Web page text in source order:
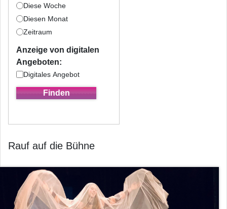
Diese Woche
Diesen Monat
Zeitraum
Anzeige von digitalen
Angeboten:
Digitales Angebot
Rauf auf die Bühne